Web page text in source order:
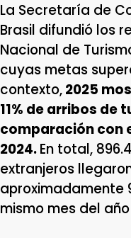
La Secretaría de
Brasil difundió los
Nacional de
cuyas metas
contexto,2025
11% de arribos de
comparación con
2024.En total,
extranjeros
aproximadamente
mismo mes del